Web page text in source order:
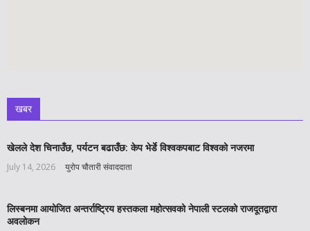
खबर
खेलले देश चिनाउँछ, पर्यटन बढाउँछ: केप भेर्डे विश्वकपबाट विश्वको नजरमा
July 14, 2026 युरोप चौतारी संवाददाता
लिस्बनमा आयोजित अन्तर्राष्ट्रिय हस्तकला महोत्सवको नेपाली स्टलको राजदूतद्वारा
अवलोकन